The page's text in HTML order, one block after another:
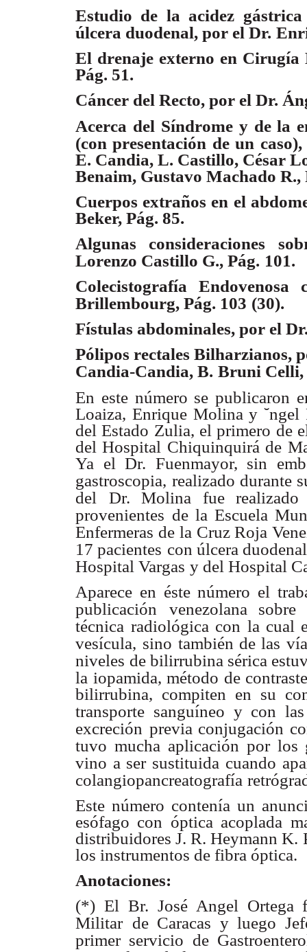
Estudio de la acidez
úlcera duodenal, por el Dr.
El drenaje externo en
Pág. 51.
Cáncer del Recto, por el Dr.
Acerca del Síndrome y de la
(con presentación de un
E. Candia, L. Castillo, César
Benaim, Gustavo Machado R.,
Cuerpos extraños en el
Beker, Pág. 85.
Algunas consideraciones
Lorenzo Castillo G., Pág. 101.
Colecistografía
Brillembourg, Pág. 103 (30).
Fístulas abdominales, por el
Pólipos rectales Bilharzianos,
Candia-Candia, B. Bruni Celli,
En este número se publicaron
Loaiza, Enrique Molina y ˘ngel
del Estado Zulia, el primero de
del Hospital Chiquinquirá de
Ya el Dr. Fuenmayor, sin
gastroscopia, realizado durante
del
Dr. Molina fue realizado
provenientes de la Escuela
Enfermeras de la Cruz Roja
17 pacientes con úlcera
Hospital Vargas y del Hospital
Aparece en éste número el
publicación
venezolana sobre
técnica radiológica con la cual
vesícula, sino también de las
niveles de bilirrubina sérica
la iopamida, método de
bilirrubina, compiten en su
transporte sanguíneo y con
excreción previa conjugación
tuvo mucha aplicación por los
vino a ser sustituida cuando
colangiopancreatografía
Este número contenía un
esófago con óptica acoplada
distribuidores J. R. Heymann K.
los instrumentos de fibra óptica.
Anotaciones:
(*) El Br. José Angel Ortega
Militar de Caracas y luego
primer servicio de